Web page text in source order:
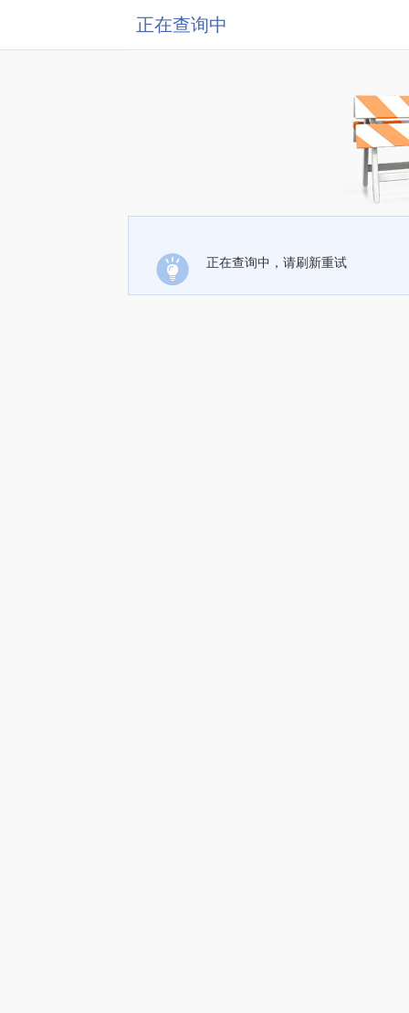
正在查询中
正在查询中，请刷新重试